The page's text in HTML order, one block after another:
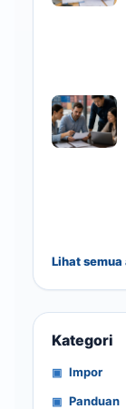
Lihat
Kategori
Impor
Panduan